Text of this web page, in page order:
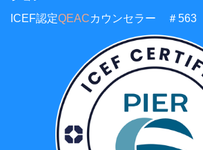
ICEF認定QEACカウンセラー ＃563